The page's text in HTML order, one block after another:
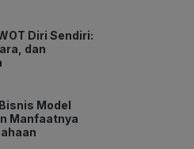
Diri Sendiri:
dan
Model
Manfaatnya